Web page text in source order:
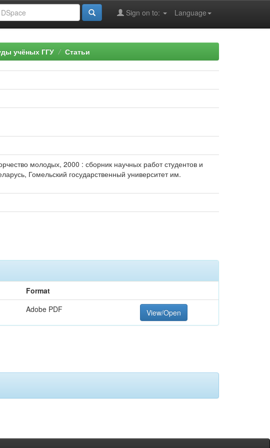
Language
Sign on to:
учёных ГГУ Статьи
молодых, 2000 : сборник научных работ студентов и
Гомельский государственный университет им.
Format
Adobe PDF View/Open